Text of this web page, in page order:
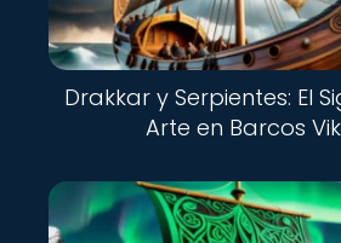
Drakkar y Serpientes: El
Arte en Barcos